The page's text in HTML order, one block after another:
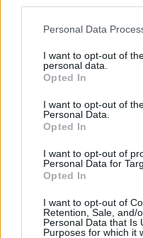
Please note that this
not limited to your visit or
grant or deny consent to
use your data for below
consent section.
Personal Data
I want to opt-out of
personal data.
Opted In
I want to opt-out of
Personal Data.
Opted In
I want to opt-out of
Personal Data for
Opted In
I want to opt-out of
Retention, Sale, and/
Personal Data that Is
Purposes for which it